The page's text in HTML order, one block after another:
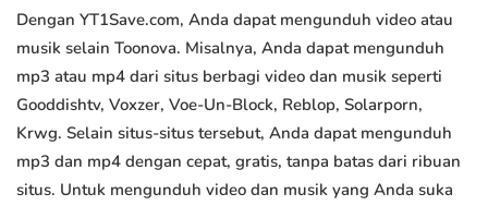
Dengan YT1Save.com, Anda dapat mengunduh video atau
musik selain Toonova. Misalnya, Anda dapat mengunduh
mp3 atau mp4 dari situs berbagi video dan musik seperti
Gooddishtv, Voxzer, Voe-Un-Block, Reblop, Solarporn,
Krwg. Selain situs-situs tersebut, Anda dapat mengunduh
mp3 dan mp4 dengan cepat, gratis, tanpa batas dari ribuan
situs. Untuk mengunduh video dan musik yang Anda suka